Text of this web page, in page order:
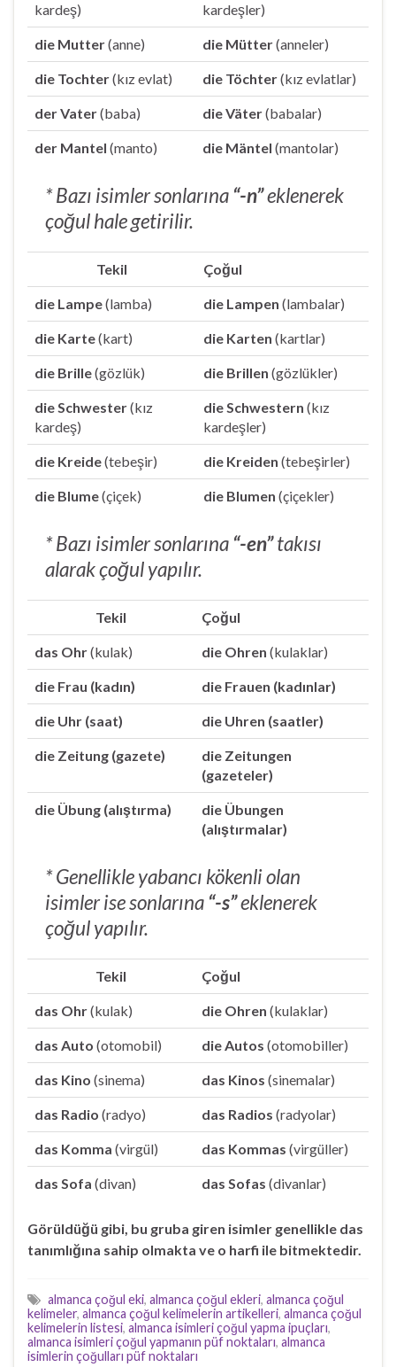
kardeş)
kardeşler)
die Mutter(anne) die Mütter(anneler)
die Tochter(kız evlat) die Töchter(kız evlatlar)
der Vater(baba) die Väter(babalar)
der Mantel (manto) die Mäntel (mantolar)
* Bazı isimler sonlarına “-n”eklenerek
çoğul hale getirilir.
Tekil Çoğul
die Lampe(lamba) die Lampen (lambalar)
die Karte(kart) die Karten (kartlar)
die Brille(gözlük) die Brillen (gözlükler)
die Schwester(kız
kardeş)
die Schwestern (kız
kardeşler)
die Kreide(tebeşir) die Kreiden (tebeşirler)
die Blume(çiçek) die Blumen (çiçekler)
* Bazı isimler sonlarına “-en”takısı
alarak çoğul yapılır.
Tekil Çoğul
das Ohr(kulak) die Ohren (kulaklar)
die Frau (kadın) die Frauen (kadınlar)
die Uhr (saat) die Uhren (saatler)
die Zeitung (gazete)
die Zeitungen
(gazeteler)
die Übung (alıştırma)
die Übungen
(alıştırmalar)
* Genellikle yabancı kökenli olan
isimler ise sonlarına “-s”eklenerek
çoğul yapılır.
Tekil Çoğul
das Ohr(kulak) die Ohren (kulaklar)
das Auto (otomobil) die Autos (otomobiller)
das Kino (sinema) das Kinos (sinemalar)
das Radio (radyo) das Radios (radyolar)
das Komma (virgül) das Kommas (virgüller)
das Sofa (divan) das Sofas (divanlar)
Görüldüğü gibi, bu gruba giren isimler genellikle das
tanımlığına sahip olmakta ve o harfi ile bitmektedir.
almanca çoğul eki, almanca çoğul ekleri, almanca çoğul
kelimeler, almanca çoğul kelimelerin artikelleri, almanca çoğul
kelimelerin listesi, almanca isimleri çoğul yapma ipuçları,
almanca isimleri çoğul yapmanın püf noktaları, almanca
isimlerin çoğulları püf noktaları